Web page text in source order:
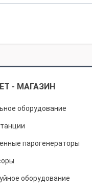
- МАГАЗИН
оборудование
парогенераторы
оборудование